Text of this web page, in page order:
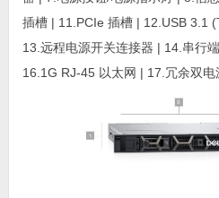
插槽 | 11.PCIe 插槽 | 12.USB 3.1
13.远程电源开关连接器 | 14.串行
16.1G RJ-45 以太网 | 17.冗余双电